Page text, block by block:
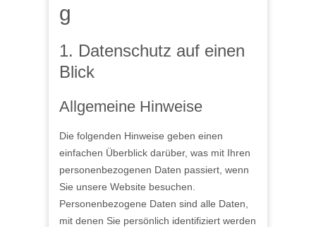
g
1. Datenschutz auf einen
Blick
Allgemeine Hinweise
Die folgenden Hinweise geben einen
einfachen Überblick darüber, was mit Ihren
personenbezogenen Daten passiert, wenn
Sie unsere Website besuchen.
Personenbezogene Daten sind alle Daten,
mit denen Sie persönlich identifiziert werden